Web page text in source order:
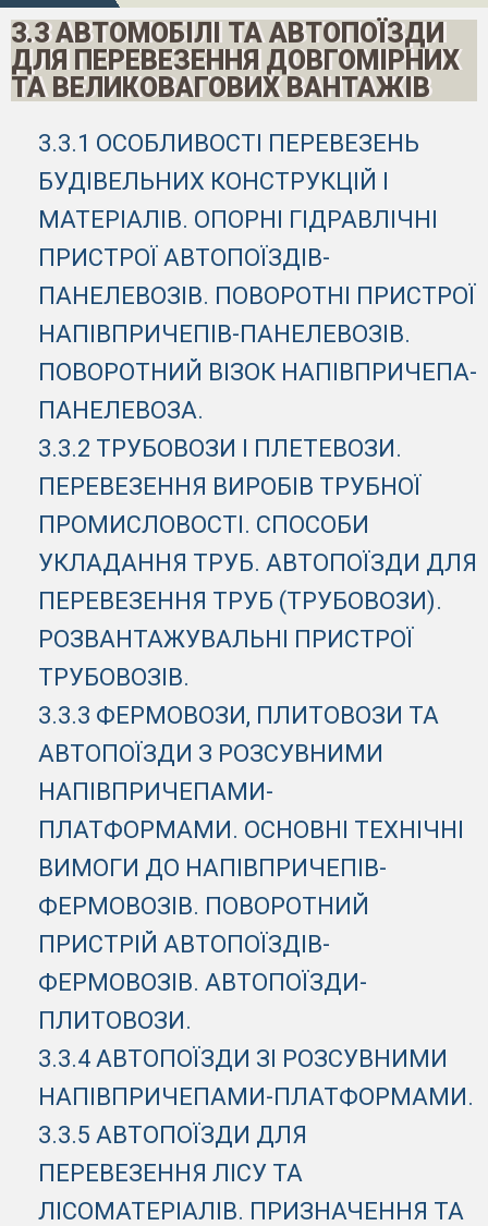
3.3 АВТОМОБІЛІ ТА АВТОПОЇЗДИ
ДЛЯ ПЕРЕВЕЗЕННЯ ДОВГОМІРНИХ
ТА ВЕЛИКОВАГОВИХ ВАНТАЖІВ
3.3.1 ОСОБЛИВОСТІ ПЕРЕВЕЗЕНЬ
БУДІВЕЛЬНИХ КОНСТРУКЦІЙ І
МАТЕРІАЛІВ. ОПОРНІ ГІДРАВЛІЧНІ
ПРИСТРОЇ АВТОПОЇЗДІВ-
ПАНЕЛЕВОЗІВ. ПОВОРОТНІ ПРИСТРОЇ
НАПІВПРИЧЕПІВ-ПАНЕЛЕВОЗІВ.
ПОВОРОТНИЙ ВІЗОК НАПІВПРИЧЕПА-
ПАНЕЛЕВОЗА.
3.3.2 ТРУБОВОЗИ І ПЛЕТЕВОЗИ.
ПЕРЕВЕЗЕННЯ ВИРОБІВ ТРУБНОЇ
ПРОМИСЛОВОСТІ. СПОСОБИ
УКЛАДАННЯ ТРУБ. АВТОПОЇЗДИ ДЛЯ
ПЕРЕВЕЗЕННЯ ТРУБ (ТРУБОВОЗИ).
РОЗВАНТАЖУВАЛЬНІ ПРИСТРОЇ
ТРУБОВОЗІВ.
3.3.3 ФЕРМОВОЗИ, ПЛИТОВОЗИ ТА
АВТОПОЇЗДИ З РОЗСУВНИМИ
НАПІВПРИЧЕПАМИ-
ПЛАТФОРМАМИ. ОСНОВНІ ТЕХНІЧНІ
ВИМОГИ ДО НАПІВПРИЧЕПІВ-
ФЕРМОВОЗІВ. ПОВОРОТНИЙ
ПРИСТРІЙ АВТОПОЇЗДІВ-
ФЕРМОВОЗІВ. АВТОПОЇЗДИ-
ПЛИТОВОЗИ.
3.3.4 АВТОПОЇЗДИ ЗІ РОЗСУВНИМИ
НАПІВПРИЧЕПАМИ-ПЛАТФОРМАМИ.
3.3.5 АВТОПОЇЗДИ ДЛЯ
ПЕРЕВЕЗЕННЯ ЛІСУ ТА
ЛІСОМАТЕРІАЛІВ. ПРИЗНАЧЕННЯ ТА